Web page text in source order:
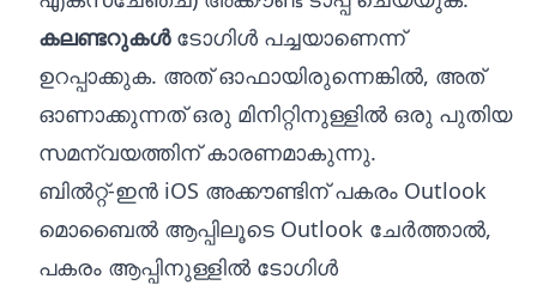
കലണ്ടറുകൾടോഗിൾ പച്ചയാണെന്ന്
ഉറപ്പാക്കുക. അത് ഓഫായിരുന്നെങ്കിൽ, അത്
ഓണാക്കുന്നത് ഒരു മിനിറ്റിനുള്ളിൽ ഒരു പുതിയ
സമന്വയത്തിന് കാരണമാകുന്നു.
ബിൽറ്റ്-ഇൻ iOS അക്കൗണ്ടിന് പകരം Outlook
മൊബൈൽ ആപ്പിലൂടെ Outlook ചേർത്താൽ,
പകരം ആപ്പിനുള്ളിൽ ടോഗിൾ